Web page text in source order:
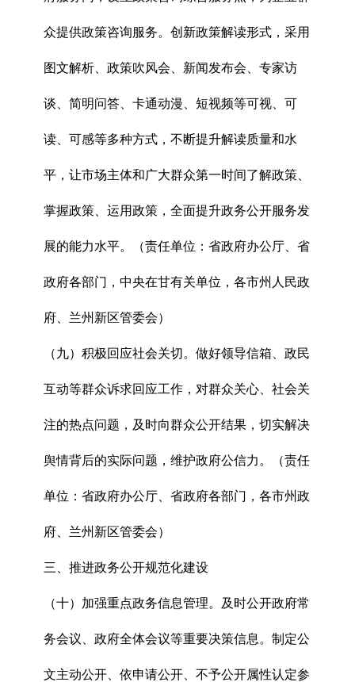
众提供政策咨询服务。创新政策解读形式，采用
图文解析、政策吹风会、新闻发布会、专家访
谈、简明问答、卡通动漫、短视频等可视、可
读、可感等多种方式，不断提升解读质量和水
平，让市场主体和广大群众第一时间了解政策、
掌握政策、运用政策，全面提升政务公开服务发
展的能力水平。（责任单位：省政府办公厅、省
政府各部门，中央在甘有关单位，各市州人民政
府、兰州新区管委会）
（九）积极回应社会关切。做好领导信箱、政民
互动等群众诉求回应工作，对群众关心、社会关
注的热点问题，及时向群众公开结果，切实解决
舆情背后的实际问题，维护政府公信力。（责任
单位：省政府办公厅、省政府各部门，各市州政
府、兰州新区管委会）
三、推进政务公开规范化建设
（十）加强重点政务信息管理。及时公开政府常
务会议、政府全体会议等重要决策信息。制定公
文主动公开、依申请公开、不予公开属性认定参